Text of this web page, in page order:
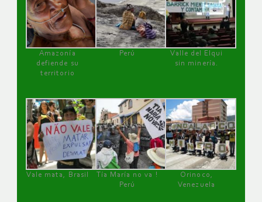
Amazonía
defiende su
territorio
Perú
Valle del Elqui
sin minería.
Vale mata, Brasil
Tía María no va !
Perú
Orinoco,
Venezuela